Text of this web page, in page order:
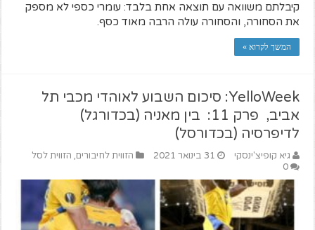
קיבלתם משוואה עם תוצאה אחת בלבד: עומרי כספי לא מספק
את הסחורה, והסחורה עולה הרבה מאוד כסף.
המשך לקרוא »
YelloWeek: סיכום השבוע לאוהדי מכבי תל
אביב, פרק 11: בין מאניה (בכדורגל)
לדיפרסיה (בכדורסל)
גיא קופיצ'ינסקי 31 בינואר 2021 הזווית לחיבורים, הזווית לסל
0